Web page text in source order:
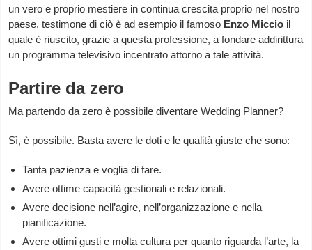
un vero e proprio mestiere in continua crescita proprio nel nostro
paese, testimone di ciò è ad esempio il famoso Enzo Miccio il
quale è riuscito, grazie a questa professione, a fondare addirittura
un programma televisivo incentrato attorno a tale attività.
Partire da zero
Ma partendo da zero è possibile diventare Wedding Planner?
Sì, è possibile. Basta avere le doti e le qualità giuste che sono:
Tanta pazienza e voglia di fare.
Avere ottime capacità gestionali e relazionali.
Avere decisione nell’agire, nell’organizzazione e nella
pianificazione.
Avere ottimi gusti e molta cultura per quanto riguarda l’arte, la